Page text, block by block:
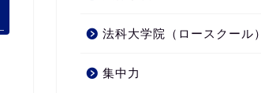
法科大学院（ロースクール）
集中力